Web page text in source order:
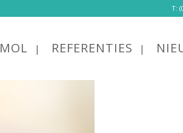
T:
MOL REFERENTIES